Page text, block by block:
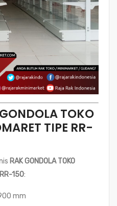
TOKO
TIPE RR-
RAK GONDOLA TOKO
150:
mm